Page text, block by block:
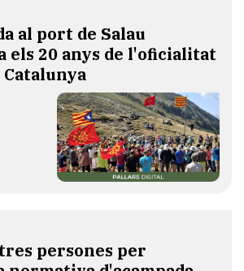
al port de Salau
els 20 anys de l'oficialitat
persones per